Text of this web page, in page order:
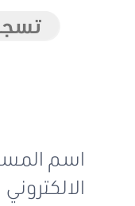
اسم
الالكتروني